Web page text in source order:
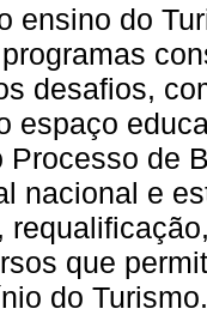
ensino do
desafios,
espaço
Processo de
nacional e
que
do Turismo.